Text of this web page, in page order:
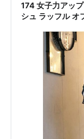
174 女子力アッ
シュ ラッフル オ